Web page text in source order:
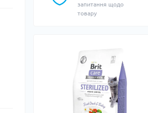
запитання щодо
товару